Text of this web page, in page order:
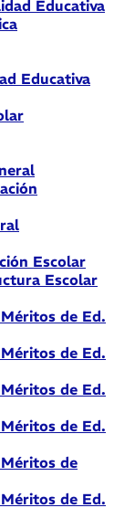
Educativa
Educativa
Escolar
Escolar
de Ed.
de Ed.
de Ed.
de Ed.
de
de Ed.